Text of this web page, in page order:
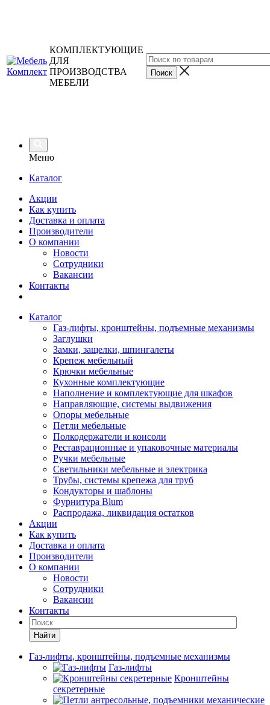
КОМПЛЕКТУЮЩИЕ
ДЛЯ
ПРОИЗВОДСТВА
МЕБЕЛИ
Меню
Каталог
Акции
Как купить
Доставка и оплата
Производители
О компании
Новости
Сотрудники
Вакансии
Контакты
Каталог
Газ-лифты, кронштейны, подъемные механизмы
Заглушки
Замки, защелки, шпингалеты
Крепеж мебельный
Крючки мебельные
Кухонные комплектующие
Наполнение и комплектующие для шкафов
Направляющие, системы выдвижения
Опоры мебельные
Петли мебельные
Полкодержатели и консоли
Реставрационные и упаковочные материалы
Ручки мебельные
Светильники мебельные и электрика
Трубы, системы крепежа для труб
Кондукторы и шаблоны
Фурнитура Blum
Распродажа, ликвидация остатков
Акции
Как купить
Доставка и оплата
Производители
О компании
Новости
Сотрудники
Вакансии
Контакты
Найти
Газ-лифты, кронштейны, подъемные механизмы
Газ-лифты
Кронштейны
секретерные